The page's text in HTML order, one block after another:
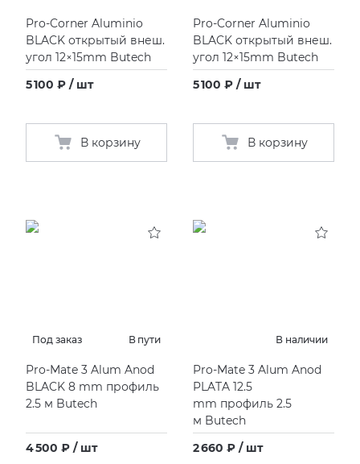
Pro-Corner Aluminio
BLACK открытый внеш.
угол 12×15mm Butech
5 100 ₽ / шт
В корзину
Pro-Corner Aluminio
BLACK открытый внеш.
угол 12×15mm Butech
5 100 ₽ / шт
В корзину
Под заказ В пути
Pro-Mate 3 Alum Anod
BLACK 8 mm профиль
2.5 м Butech
4 500 ₽ / шт
В наличии
Pro-Mate 3 Alum Anod
PLATA 12.5
mm профиль 2.5
м Butech
2 660 ₽ / шт